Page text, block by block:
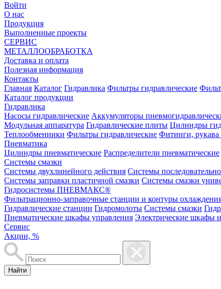
Войти
О нас
Продукция
Выполненные проекты
СЕРВИС
МЕТАЛЛООБРАБОТКА
Доставка и оплата
Полезная информация
Контакты
Главная Каталог Гидравлика Фильтры гидравлические
Каталог продукции
Гидравлика
Насосы гидравлические Аккумуляторы
Модульная аппаратура Гидравлические плиты Цилиндры
Теплообменники Фильтры гидравлические Фитинги,
Пневматика
Цилиндры пневматические Распределители пневматические
Системы смазки
Системы двухлинейного действия Системы
Системы заправки пластичной смазки Системы смазки
Гидросистемы ПНЕВМАКС®
Фильтрационно-заправочные станции и контуры
Гидравлические станции Гидромолоты Системы смазки
Пневматические шкафы управления Электрические шкафы
Сервис
Акции, %
Найти